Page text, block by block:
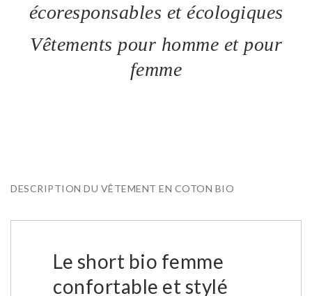
écoresponsables et écologiques
Vêtements pour homme et pour
femme
DESCRIPTION DU VÊTEMENT EN COTON BIO
Le short bio femme
confortable et stylé